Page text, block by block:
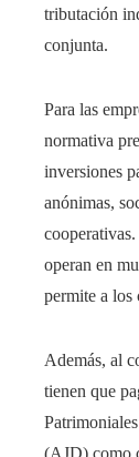
tributación
conjunta.
Para las
normativa
inversiones
anónimas,
cooperativas.
operan en
permite a los
Además, al
tienen que